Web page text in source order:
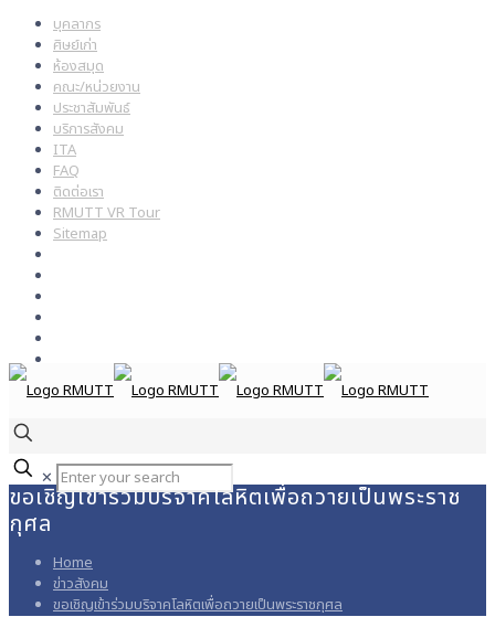
บุคลากร
ศิษย์เก่า
ห้องสมุด
คณะ/หน่วยงาน
ประชาสัมพันธ์
บริการสังคม
ITA
FAQ
ติดต่อเรา
RMUTT VR Tour
Sitemap
✕
ขอเชิญเข้าร่วมบริจาคโลหิตเพื่อถวายเป็นพระราช
กุศล
Home
ข่าวสังคม
ขอเชิญเข้าร่วมบริจาคโลหิตเพื่อถวายเป็นพระราชกุศล